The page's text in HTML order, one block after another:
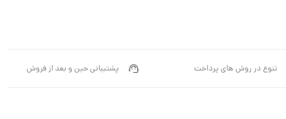
تنوع در روش های پرداخت پشتیبانی حین و بعد از فروش